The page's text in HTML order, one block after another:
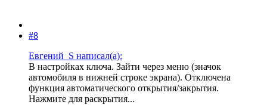
#8
Евгений_S написал(а):
В настройках ключа. Зайти через меню (значок
автомобиля в нижней строке экрана). Отключена
функция автоматического открытия/закрытия.
Нажмите для раскрытия...